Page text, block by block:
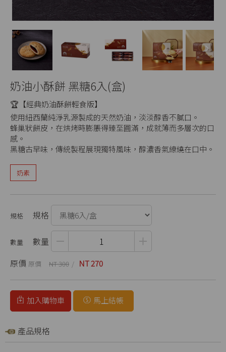
Next
奶油小酥餅 黑糖6入(盒)
🏆【經典奶油酥餅輕食版】
使用紐西蘭純淨乳源製成的天然奶油，淡淡醇香不膩口。
蜂巢狀餅皮，在烘烤時膨脹得臻至圓滿，成就薄而多層次的口
感。
黑糖古早味，傳統製程展現獨特風味，醇濃香氣繚繞在口中。
奶素
規格
數量
原價
NT 300 NT 270
加入購物車 馬上結帳
產品規格